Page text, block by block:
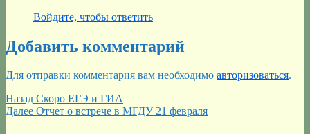
Войдите, чтобы ответить
Добавить комментарий
Для отправки комментария вам необходимо авторизоваться.
Навигация
по
Назад Предыдущая
запись:
Скоро ЕГЭ и ГИА
Далее Следующая
Отчет о встрече в МГДУ 21 февраля